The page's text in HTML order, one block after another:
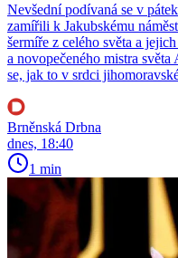
Nevšední podívaná se v
zamířili k Jakubskému
šermíře z celého světa a
a novopečeného mistra
se, jak to v srdci
Brněnská Drbna
dnes, 18:40
1 min